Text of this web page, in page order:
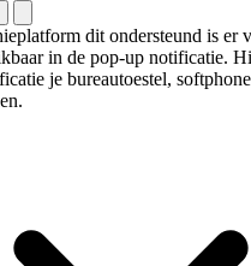
dit ondersteund is er
in de pop-up notificatie.
je bureautoestel,